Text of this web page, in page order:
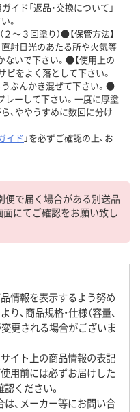
イド「返品・交換について」
。
２～３回塗り）●【保管方法】
射日光のあたる所や火気等
いで下さい。●【使用上の
ビをよく落として下さい。
ぶんかき混ぜて下さい。●
ーして下さい。一度に厚塗
、ややうすめに数回に分け
イド 」を必ずご確認の上、お
便で届く場合がある別送品
にてご確認をお願い致し
情報を表示するよう努め
、商品規格・仕様（容量、
変更される場合がございま
イト上の商品情報の表記
用前には必ずお届けした
ください。
、メーカー等にお問い合